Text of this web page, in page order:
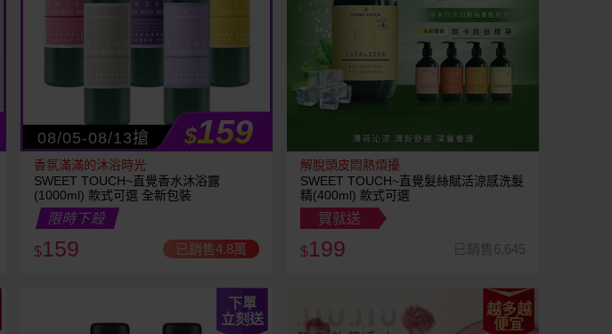
08/05-08/13搶 $159
香氛滿滿的沐浴時光
SWEET TOUCH~直覺香水沐浴露
(1000ml) 款式可選 全新包裝
限時下殺
$159 已銷售4.8萬
解脫頭皮悶熱煩擾
SWEET TOUCH~直覺髮絲賦活涼感洗髮
精(400ml) 款式可選
買就送
$199 已銷售6,645
下單
立刻送
越多越
便宜